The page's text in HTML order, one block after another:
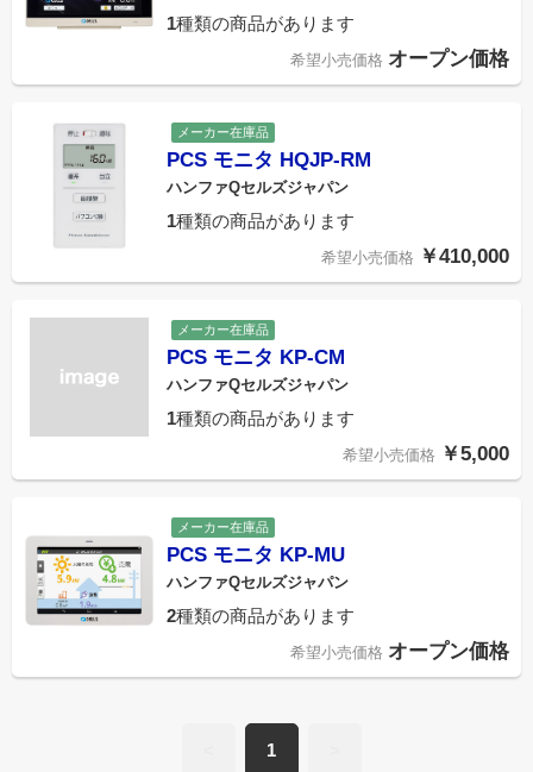
1種類の商品があります
希望小売価格 オープン価格
メーカー在庫品
PCS モニタ HQJP-RM
ハンファQセルズジャパン
1種類の商品があります
希望小売価格 ￥410,000
メーカー在庫品
PCS モニタ KP-CM
ハンファQセルズジャパン
1種類の商品があります
希望小売価格 ￥5,000
メーカー在庫品
PCS モニタ KP-MU
ハンファQセルズジャパン
2種類の商品があります
希望小売価格 オープン価格
1